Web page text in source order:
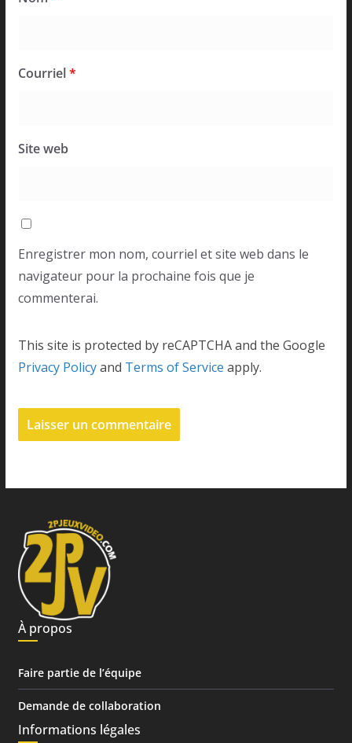
Courriel*
Site web
Enregistrer mon nom, courriel et site web dans le
navigateur pour la prochaine fois que je
commenterai.
This site is protected by reCAPTCHA and the Google
Privacy Policyand Terms of Service apply.
À propos
Faire partie de l’équipe
Demande de collaboration
Informations légales